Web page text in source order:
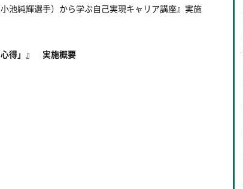
池純輝選手）から学ぶ自己実現キャリア講座』実施
心得」』 実施概要